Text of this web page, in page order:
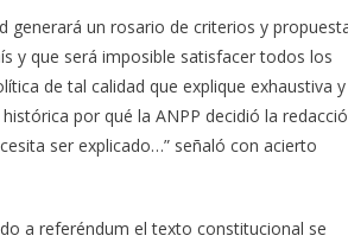
generará un rosario de criterios y
y que será imposible satisfacer todos los
de tal calidad que explique exhaustiva y
por qué la ANPP decidió la
ser explicado…” señaló con acierto
a referéndum el texto constitucional se